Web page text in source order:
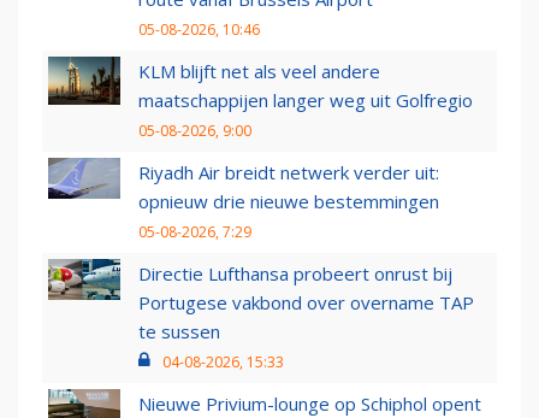
05-08-2026, 10:46
KLM blijft net als veel andere
maatschappijen langer weg uit Golfregio
05-08-2026, 9:00
Riyadh Air breidt netwerk verder uit:
opnieuw drie nieuwe bestemmingen
05-08-2026, 7:29
Directie Lufthansa probeert onrust bij
Portugese vakbond over overname TAP
te sussen
04-08-2026, 15:33
Nieuwe Privium-lounge op Schiphol opent